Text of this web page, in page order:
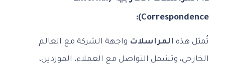
Correspondence):
تُمثل هذه المراسلات واجهة الشركة مع العالم
الخارجي، وتشمل التواصل مع العملاء، الموردين،